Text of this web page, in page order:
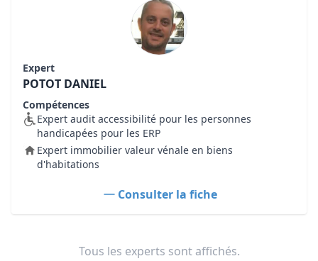
Expert
POTOT DANIEL
Compétences
Expert audit accessibilité pour les personnes
handicapées pour les ERP
Expert immobilier valeur vénale en biens
d'habitations
Consulter la fiche
Tous les experts sont affichés.